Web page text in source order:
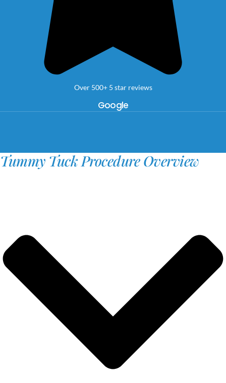
Over 500+ 5 star reviews
Google
Tummy Tuck Procedure Overview